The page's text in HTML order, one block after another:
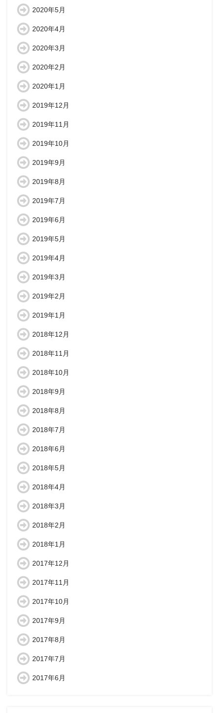
2020年5月
2020年4月
2020年3月
2020年2月
2020年1月
2019年12月
2019年11月
2019年10月
2019年9月
2019年8月
2019年7月
2019年6月
2019年5月
2019年4月
2019年3月
2019年2月
2019年1月
2018年12月
2018年11月
2018年10月
2018年9月
2018年8月
2018年7月
2018年6月
2018年5月
2018年4月
2018年3月
2018年2月
2018年1月
2017年12月
2017年11月
2017年10月
2017年9月
2017年8月
2017年7月
2017年6月